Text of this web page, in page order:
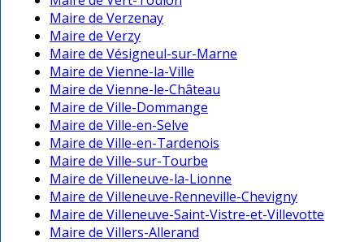
Maire de Verzenay
Maire de Verzy
Maire de Vésigneul-sur-Marne
Maire de Vienne-la-Ville
Maire de Vienne-le-Château
Maire de Ville-Dommange
Maire de Ville-en-Selve
Maire de Ville-en-Tardenois
Maire de Ville-sur-Tourbe
Maire de Villeneuve-la-Lionne
Maire de Villeneuve-Renneville-Chevigny
Maire de Villeneuve-Saint-Vistre-et-Villevotte
Maire de Villers-Allerand